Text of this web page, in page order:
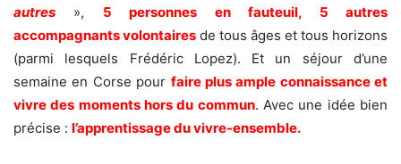
autres », 5 personnes en fauteuil, 5 autres
accompagnants volontaires de tous âges et tous horizons
(parmi lesquels Frédéric Lopez). Et un séjour d’une
semaine en Corse pour faire plus ample connaissance et
vivre des moments hors du commun. Avec une idée bien
précise : l’apprentissage du vivre-ensemble.